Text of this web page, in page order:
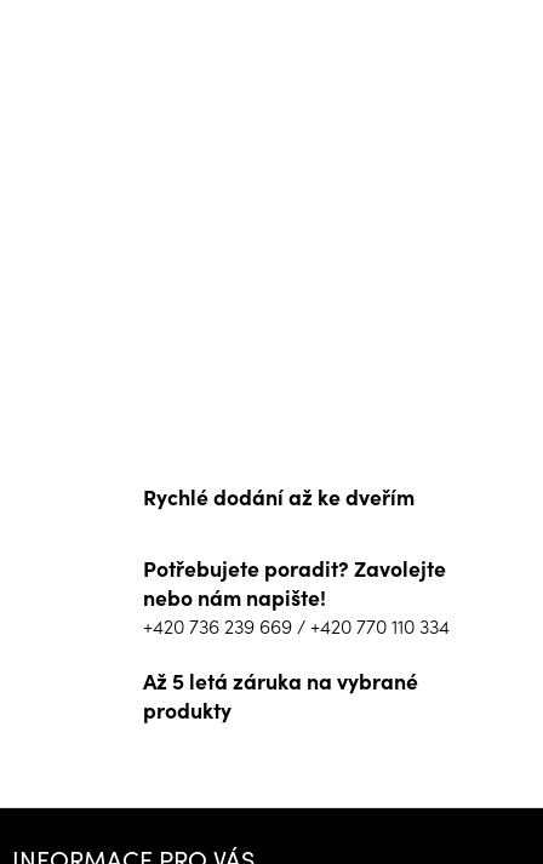
Rychlé dodání až ke dveřím
Potřebujete poradit? Zavolejte
nebo nám napište!
+420 736 239 669 / +420 770 110 334
Až 5 letá záruka na vybrané
produkty
Z